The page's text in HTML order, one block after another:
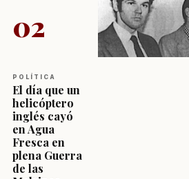
02
POLÍTICA
El día que un
helicóptero
inglés cayó
en Agua
Fresca en
plena Guerra
de las